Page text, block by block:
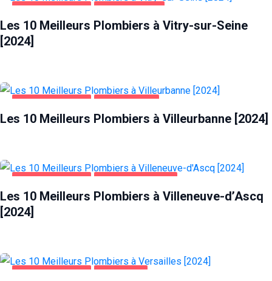
Les 10 Meilleurs Plombiers à Vitry-sur-Seine
[2024]
Les 10 Meilleurs Plombiers à Villeurbanne [2024]
Les 10 Meilleurs Plombiers à Villeneuve-d’Ascq
[2024]